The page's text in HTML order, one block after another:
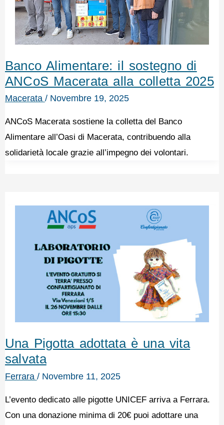
Banco Alimentare: il sostegno di
ANCoS Macerata alla colletta 2025
Macerata / Novembre 19, 2025
ANCoS Macerata sostiene la colletta del Banco
Alimentare all’Oasi di Macerata, contribuendo alla
solidarietà locale grazie all’impegno dei volontari.
Una Pigotta adottata è una vita
salvata
Ferrara / Novembre 11, 2025
L’evento dedicato alle pigotte UNICEF arriva a Ferrara.
Con una donazione minima di 20€ puoi adottare una